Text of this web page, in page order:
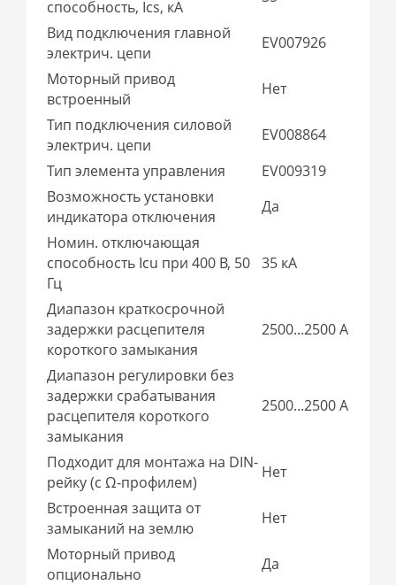
способность, Ics, кА
Вид подключения главной
электрич. цепи
EV007926
Моторный привод
встроенный
Нет
Тип подключения силовой
электрич. цепи
EV008864
Тип элемента управления
EV009319
Возможность установки
индикатора отключения
Да
Номин. отключающая
способность Icu при 400 В, 50
Гц
35 кА
Диапазон краткосрочной
задержки расцепителя
короткого замыкания
2500...2500 А
Диапазон регулировки без
задержки срабатывания
расцепителя короткого
замыкания
2500...2500 А
Подходит для монтажа на DIN-
рейку (с Ω-профилем)
Нет
Встроенная защита от
замыканий на землю
Нет
Моторный привод
опционально
Да